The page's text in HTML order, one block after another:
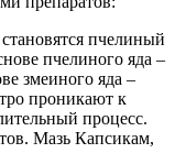
пчелиный
пчелиного яда –
змеиного яда –
проникают к
процесс.
Мазь Капсикам,